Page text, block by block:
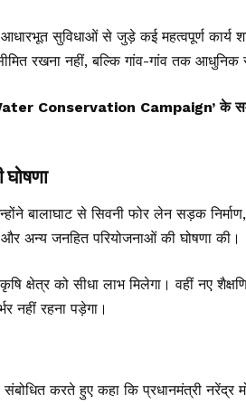
सुविधाओं से जुड़े कई महत्वपूर्ण कार्य
रखना नहीं, बल्कि गांव-गांव तक आधुनिक
Conservation Campaign’ के
बालाघाट से सिवनी फोर लेन सड़क
अन्य जनहित परियोजनाओं की घोषणा की।
क्षेत्र को सीधा लाभ मिलेगा। वहीं नए
नहीं रहना पड़ेगा।
करते हुए कहा कि प्रधानमंत्री नरेंद्र